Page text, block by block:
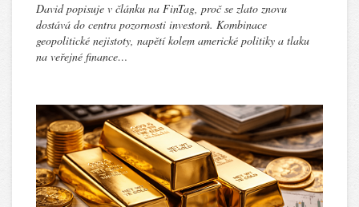
David popisuje v článku na FinTag, proč se zlato znovu
dostává do centra pozornosti investorů. Kombinace
geopolitické nejistoty, napětí kolem americké politiky a tlaku
na veřejné finance…